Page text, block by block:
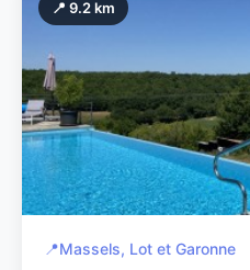
📍 9.2 km
📍Massels, Lot et Garonne